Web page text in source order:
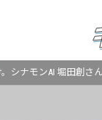
シナモンAI 堀田創さ